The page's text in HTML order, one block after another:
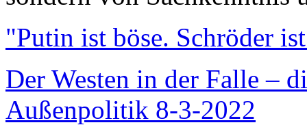
"Putin ist böse. Schröder
Der Westen in der Falle –
Außenpolitik 8-3-2022